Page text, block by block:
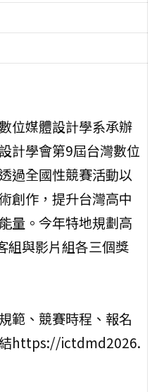
位媒體設計學系承辦
計學會第9屆台灣數位
過全國性競賽活動以
創作，提升台灣高中
量。今年特地規劃高
組與影片組各三個獎
範、競賽時程、報名
https://ictdmd2026.